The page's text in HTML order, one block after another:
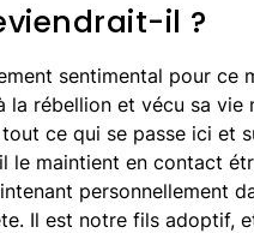
il ?
sentimental pour ce
la rébellion et vécu sa vie
ce qui se passe ici et
le maintient en contact
personnellement
Il est notre fils adoptif,